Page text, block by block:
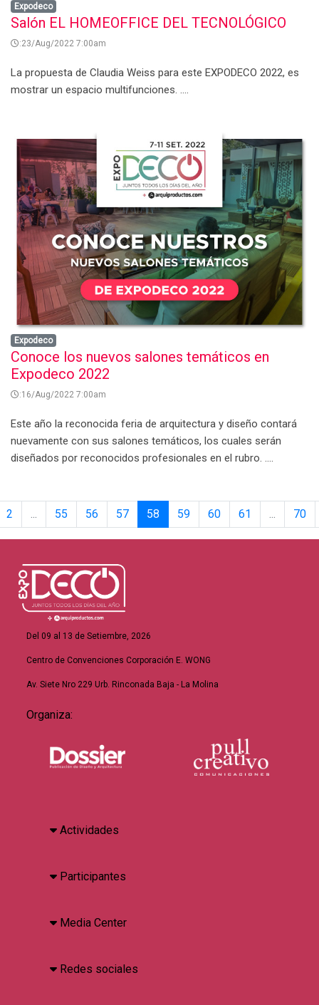
Expodeco
Salón EL HOMEOFFICE DEL TECNOLÓGICO
:23/Aug/2022 7:00am
La propuesta de Claudia Weiss para este EXPODECO 2022, es
mostrar un espacio multifunciones. ....
Expodeco
Conoce los nuevos salones temáticos en
Expodeco 2022
:16/Aug/2022 7:00am
Este año la reconocida feria de arquitectura y diseño contará
nuevamente con sus salones temáticos, los cuales serán
diseñados por reconocidos profesionales en el rubro. ....
2 ... 55 56 57 58 59 60 61 ... 70
Del 09 al 13 de Setiembre, 2026
Centro de Convenciones Corporación E. WONG
Av. Siete Nro 229 Urb. Rinconada Baja - La Molina
Organiza:
Actividades
Participantes
Media Center
Redes sociales